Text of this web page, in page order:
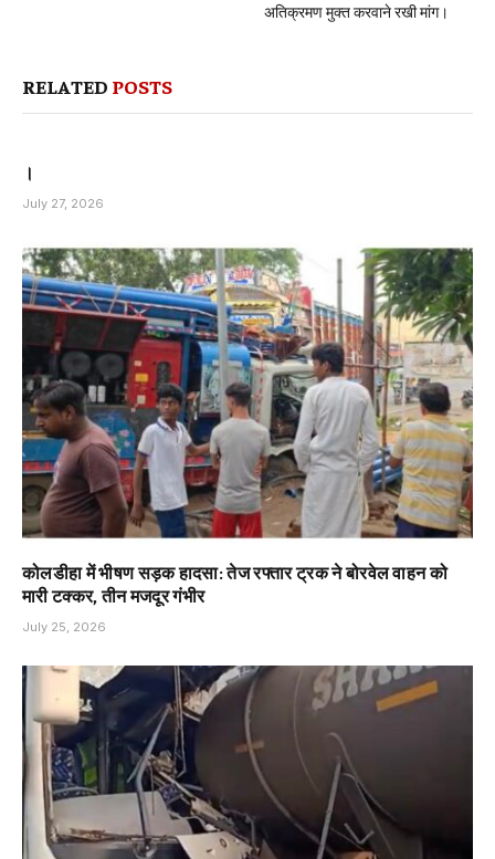
अतिक्रमण मुक्त करवाने रखी मांग।
RELATED POSTS
।
July 27, 2026
कोलडीहा में भीषण सड़क हादसा: तेज रफ्तार ट्रक ने बोरवेल वाहन को
मारी टक्कर, तीन मजदूर गंभीर
July 25, 2026